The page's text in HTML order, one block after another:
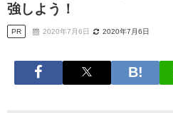
強しよう！
PR 2020年7月6日 2020年7月6日